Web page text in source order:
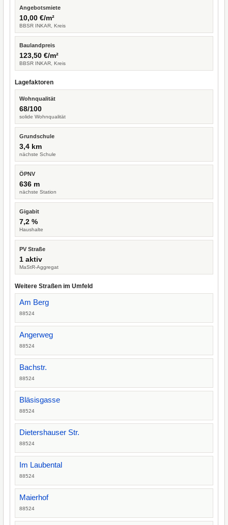
Angebotsmiete
10,00 €/m²
BBSR INKAR, Kreis
Baulandpreis
123,50 €/m²
BBSR INKAR, Kreis
Lagefaktoren
Wohnqualität
68/100
solide Wohnqualität
Grundschule
3,4 km
nächste Schule
ÖPNV
636 m
nächste Station
Gigabit
7,2 %
Haushalte
PV Straße
1 aktiv
MaStR-Aggregat
Weitere Straßen im Umfeld
Am Berg
88524
Angerweg
88524
Bachstr.
88524
Bläsisgasse
88524
Dietershauser Str.
88524
Im Laubental
88524
Maierhof
88524